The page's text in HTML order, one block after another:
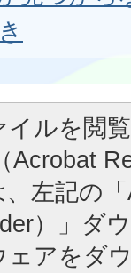
イルを閲
Acrobat
左記の
）」ダ
ェアをダ